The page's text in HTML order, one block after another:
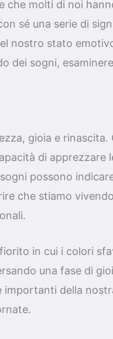
che molti di noi
sé una serie di
nostro stato
dei sogni,
gioia e
di apprezzare
possono
che stiamo
in cui i colori
una fase di
importanti della